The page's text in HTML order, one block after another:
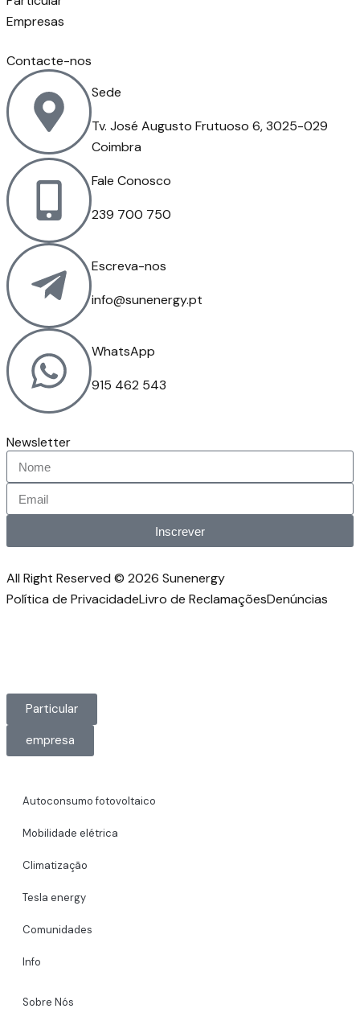
Empresas
Contacte-nos
Sede
Tv. José Augusto Frutuoso 6, 3025-029
Coimbra
Fale Conosco
239 700 750
Escreva-nos
info@sunenergy.pt
WhatsApp
915 462 543
Newsletter
Inscrever
All Right Reserved © 2026 Sunenergy
Política de PrivacidadeLivro de ReclamaçõesDenúncias
Particular
empresa
Autoconsumo fotovoltaico
Mobilidade elétrica
Climatização
Tesla energy
Comunidades
Info
Sobre Nós